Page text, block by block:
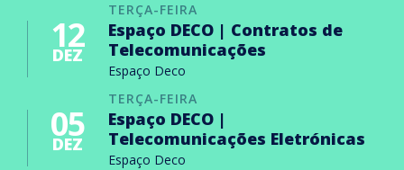
TERÇA-FEIRA
12
DEZ
Espaço DECO | Contratos de
Telecomunicações
Espaço Deco
TERÇA-FEIRA
05
DEZ
Espaço DECO |
Telecomunicações Eletrónicas
Espaço Deco